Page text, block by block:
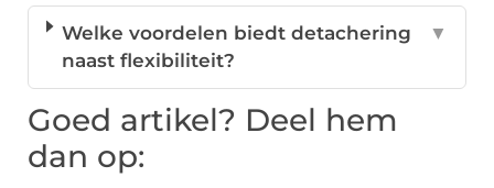
Welke voordelen biedt detachering
naast flexibiliteit?
▼
Goed artikel? Deel hem
dan op: